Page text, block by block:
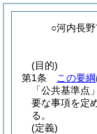
○河内長
(目的)
第1条
この要綱
「公共基準点
要な事項を定
る。
(定義)